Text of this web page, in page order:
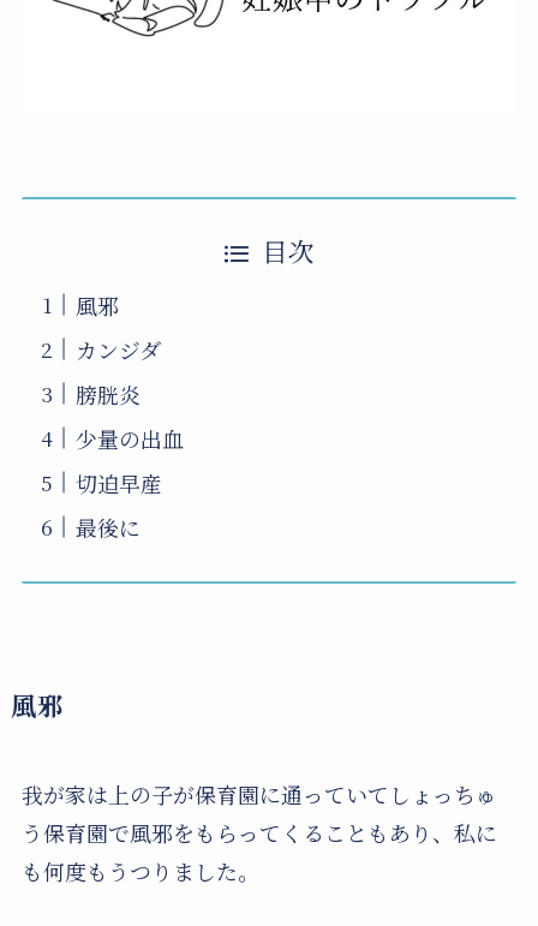
目次
風邪
カンジダ
膀胱炎
少量の出血
切迫早産
最後に
風邪
我が家は上の子が保育園に通っていてしょっちゅ
う保育園で風邪をもらってくることもあり、私に
も何度もうつりました。